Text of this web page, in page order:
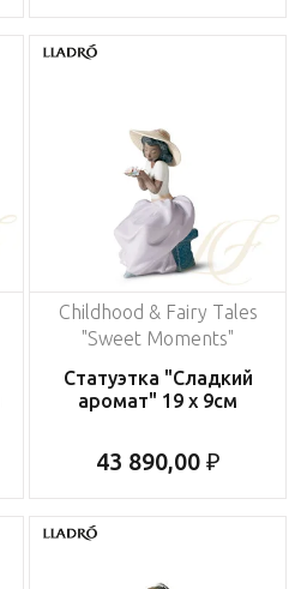
Childhood & Fairy Tales
"Sweet Moments"
Статуэтка "Сладкий
аромат" 19 x 9см
43 890,00 ₽